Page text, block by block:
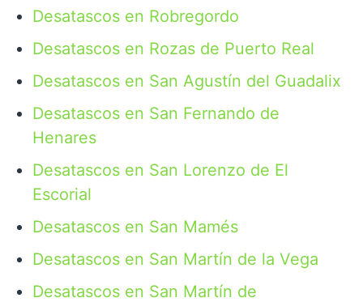
Desatascos en Robregordo
Desatascos en Rozas de Puerto Real
Desatascos en San Agustín del Guadalix
Desatascos en San Fernando de
Henares
Desatascos en San Lorenzo de El
Escorial
Desatascos en San Mamés
Desatascos en San Martín de la Vega
Desatascos en San Martín de